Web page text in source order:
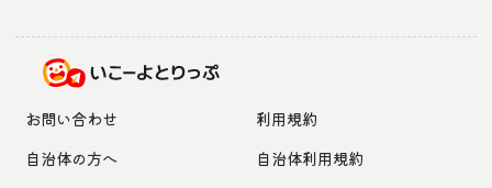
お問い合わせ
利用規約
自治体の方へ
自治体利用規約